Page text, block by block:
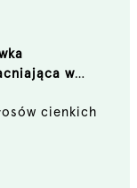
w
cienkich